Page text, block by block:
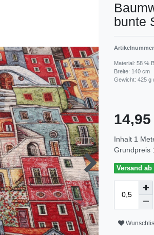
bunte
Artikelnummer
Material: 58 %
Breite: 140 cm
Gewicht: 425 g
Inhalt 1
Grundpreis
Versand ab